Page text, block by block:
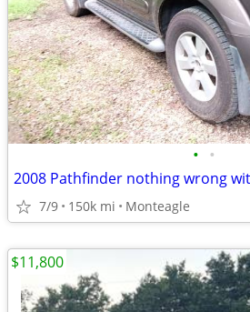
• •
2008 Pathfinder nothing wrong
7/9 150k mi Monteagle
$11,800